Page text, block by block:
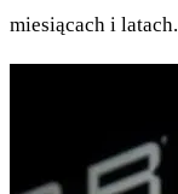
miesiącach i latach.